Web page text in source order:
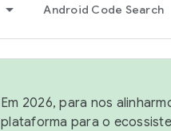
Android Code Search
Em 2026, para nos
plataforma para o